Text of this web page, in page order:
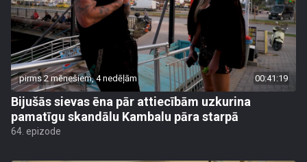
pirms 2 mēnešiem, 4 nedēļām 00:41:19
Bijušās sievas ēna pār attiecībām uzkurina
pamatīgu skandālu Kambalu pāra starpā
64. epizode